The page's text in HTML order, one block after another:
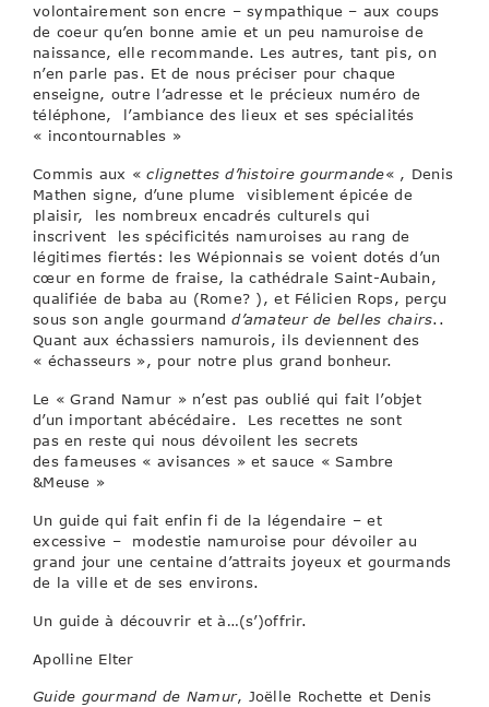
volontairement son encre – sympathique – aux coups
de coeur qu’en bonne amie et un peu namuroise de
naissance, elle recommande. Les autres, tant pis, on
n’en parle pas. Et de nous préciser pour chaque
enseigne, outre l’adresse et le précieux numéro de
téléphone, l’ambiance des lieux et ses spécialités
« incontournables »
Commis aux «clignettes d’histoire gourmande« , Denis
Mathen signe, d’une plume visiblement épicée de
plaisir, les nombreux encadrés culturels qui
inscrivent les spécificités namuroises au rang de
légitimes fiertés: les Wépionnais se voient dotés d’un
cœur en forme de fraise, la cathédrale Saint-Aubain,
qualifiée de baba au (Rome? ), et Félicien Rops, perçu
sous son angle gourmandd’amateur de belles chairs..
Quant aux échassiers namurois, ils deviennent des
« échasseurs », pour notre plus grand bonheur.
Le « Grand Namur » n’est pas oublié qui fait l’objet
d’un important abécédaire. Les recettes ne sont
pas en reste qui nous dévoilent les secrets
des fameuses « avisances » et sauce « Sambre
&Meuse »
Un guide qui fait enfin fi de la légendaire – et
excessive – modestie namuroise pour dévoiler au
grand jour une centaine d’attraits joyeux et gourmands
de la ville et de ses environs.
Un guide à découvrir et à…(s’)offrir.
Apolline Elter
Guide gourmand de Namur, Joëlle Rochette et Denis